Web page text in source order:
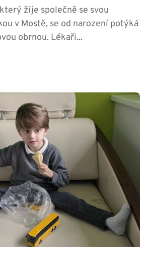
žije společně se svou
v Mostě, se od narození potýká
obrnou. Lékaři...